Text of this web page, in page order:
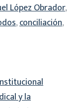
López Obrador,
,conciliación,
y la